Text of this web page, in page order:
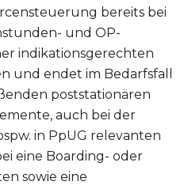
bereits bei
und OP-
indikationsgerechten
und endet im Bedarfsfall
poststationären
auch bei der
in PpUG relevanten
eine Boarding- oder
sowie eine